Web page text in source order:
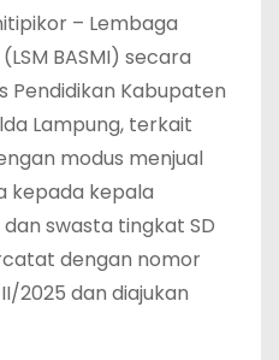
– Lembaga
BASMI) secara
Pendidikan Kabupaten
Lampung, terkait
modus menjual
kepada kepala
swasta tingkat SD
dengan nomor
2025 dan diajukan